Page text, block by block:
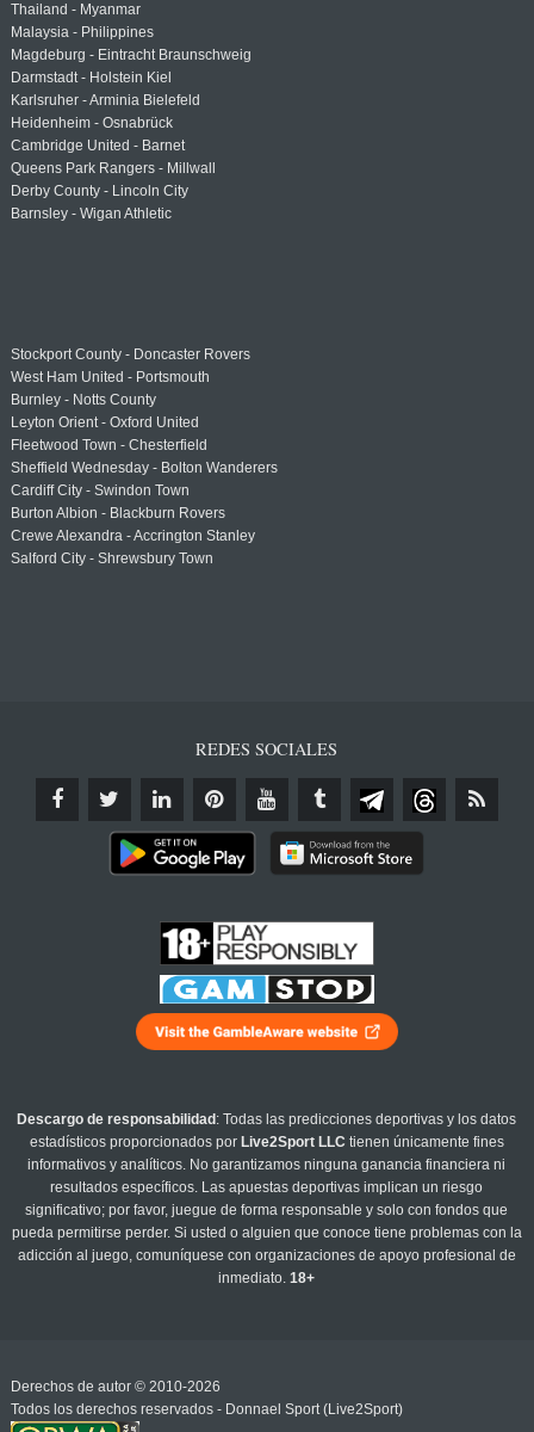
Thailand - Myanmar
Malaysia - Philippines
Magdeburg - Eintracht Braunschweig
Darmstadt - Holstein Kiel
Karlsruher - Arminia Bielefeld
Heidenheim - Osnabrück
Cambridge United - Barnet
Queens Park Rangers - Millwall
Derby County - Lincoln City
Barnsley - Wigan Athletic
Stockport County - Doncaster Rovers
West Ham United - Portsmouth
Burnley - Notts County
Leyton Orient - Oxford United
Fleetwood Town - Chesterfield
Sheffield Wednesday - Bolton Wanderers
Cardiff City - Swindon Town
Burton Albion - Blackburn Rovers
Crewe Alexandra - Accrington Stanley
Salford City - Shrewsbury Town
REDES SOCIALES
Descargo de responsabilidad : Todas las predicciones deportivas y los datos
estadísticos proporcionados por Live2Sport LLC tienen únicamente fines
informativos y analíticos. No garantizamos ninguna ganancia financiera ni
resultados específicos. Las apuestas deportivas implican un riesgo
significativo; por favor, juegue de forma responsable y solo con fondos que
pueda permitirse perder. Si usted o alguien que conoce tiene problemas con la
adicción al juego, comuníquese con organizaciones de apoyo profesional de
inmediato.18+
Derechos de autor © 2010-2026
Todos los derechos reservados - Donnael Sport (Live2Sport)